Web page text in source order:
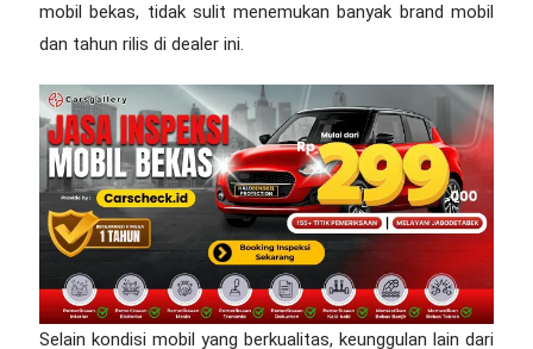
mobil bekas, tidak sulit menemukan banyak brand mobil
dan tahun rilis di dealer ini.
Selain kondisi mobil yang berkualitas, keunggulan lain dari